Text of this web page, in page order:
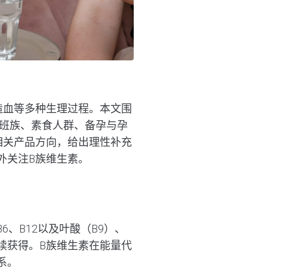
等多种生理过程。本文围
族、素食人群、备孕与孕
产品方向，给出理性补充
注B族维生素。
、B12以及叶酸 （B9）、
获得。B族维生素在能量代